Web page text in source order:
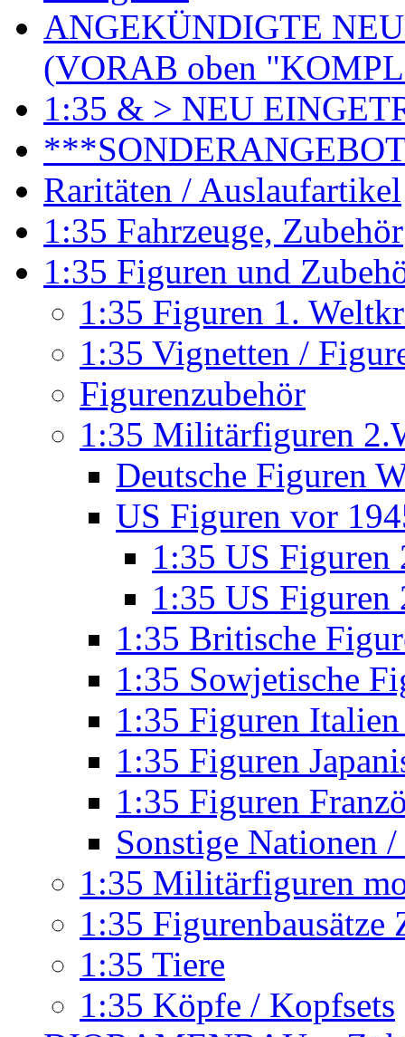
ANGEKÜNDIGTE
(VORAB oben
1:35 & > NEU
Raritäten / Auslaufartikel
1:35 Fahrzeuge, Zubehör
1:35 Figuren und
1:35 Figuren 1.
1:35 Vignetten /
Figurenzubehör
1:35 Militärfiguren
Deutsche Figuren
US Figuren vor
1:35 US
1:35 US
1:35 Britische
1:35 Sowjetische
1:35 Figuren
1:35 Figuren
1:35 Figuren
Sonstige Nationen
1:35 Militärfiguren
1:35
1:35 Tiere
1:35 Köpfe / Kopfsets